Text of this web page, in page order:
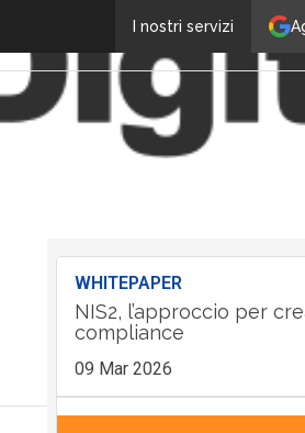
I nostri servizi
WHITEPAPER
NIS2, l’approccio per
compliance
09 Mar 2026